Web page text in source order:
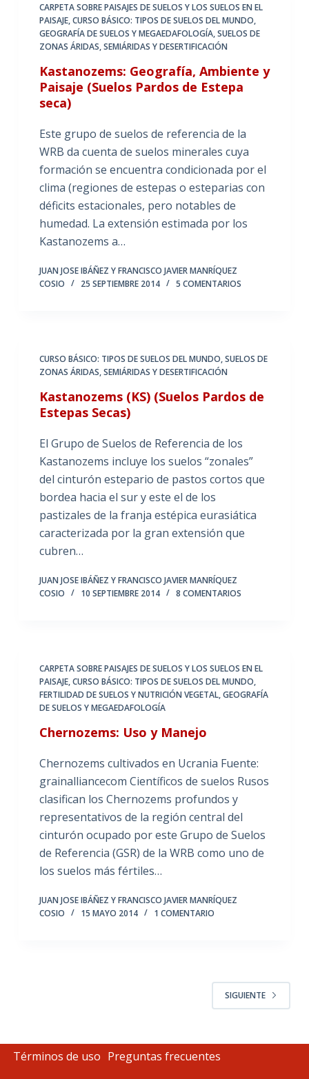
CARPETA SOBRE PAISAJES DE SUELOS Y LOS SUELOS EN EL
PAISAJE,CURSO BÁSICO: TIPOS DE SUELOS DEL MUNDO,
GEOGRAFÍA DE SUELOS Y MEGAEDAFOLOGÍA,SUELOS DE
ZONAS ÁRIDAS, SEMIÁRIDAS Y DESERTIFICACIÓN
Kastanozems: Geografía, Ambiente y
Paisaje (Suelos Pardos de Estepa
seca)
Este grupo de suelos de referencia de la
WRB da cuenta de suelos minerales cuya
formación se encuentra condicionada por el
clima (regiones de estepas o esteparias con
déficits estacionales, pero notables de
humedad. La extensión estimada por los
Kastanozems a…
JUAN JOSE IBÁÑEZ Y FRANCISCO JAVIER MANRÍQUEZ
COSIO
25 SEPTIEMBRE 2014 5 COMENTARIOS
CURSO BÁSICO: TIPOS DE SUELOS DEL MUNDO,SUELOS DE
ZONAS ÁRIDAS, SEMIÁRIDAS Y DESERTIFICACIÓN
Kastanozems (KS) (Suelos Pardos de
Estepas Secas)
El Grupo de Suelos de Referencia de los
Kastanozems incluye los suelos “zonales”
del cinturón estepario de pastos cortos que
bordea hacia el sur y este el de los
pastizales de la franja estépica eurasiática
caracterizada por la gran extensión que
cubren…
JUAN JOSE IBÁÑEZ Y FRANCISCO JAVIER MANRÍQUEZ
COSIO
10 SEPTIEMBRE 2014 8 COMENTARIOS
CARPETA SOBRE PAISAJES DE SUELOS Y LOS SUELOS EN EL
PAISAJE,CURSO BÁSICO: TIPOS DE SUELOS DEL MUNDO,
FERTILIDAD DE SUELOS Y NUTRICIÓN VEGETAL,GEOGRAFÍA
DE SUELOS Y MEGAEDAFOLOGÍA
Chernozems: Uso y Manejo
Chernozems cultivados en Ucrania Fuente:
grainalliancecom Científicos de suelos Rusos
clasifican los Chernozems profundos y
representativos de la región central del
cinturón ocupado por este Grupo de Suelos
de Referencia (GSR) de la WRB como uno de
los suelos más fértiles…
JUAN JOSE IBÁÑEZ Y FRANCISCO JAVIER MANRÍQUEZ
COSIO
15 MAYO 2014 1 COMENTARIO
SIGUIENTE
Términos de uso Preguntas frecuentes